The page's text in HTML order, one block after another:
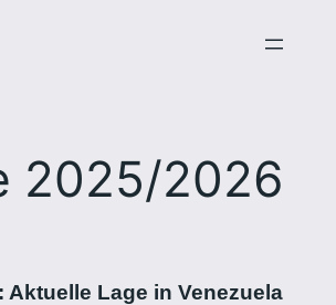
2025/2026
Aktuelle Lage in Venezuela